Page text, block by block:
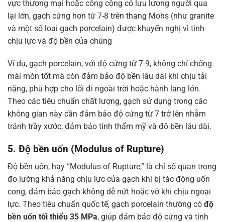
vực thương mại hoặc công cộng có lưu lượng người qua
lại lớn, gạch cứng hơn từ 7-8 trên thang Mohs (như granite
và một số loại gạch porcelain) được khuyến nghị vì tính
chịu lực và độ bền của chúng
Ví dụ, gạch porcelain, với độ cứng từ 7-9, không chỉ chống
mài mòn tốt mà còn đảm bảo độ bền lâu dài khi chịu tải
nặng, phù hợp cho lối đi ngoài trời hoặc hành lang lớn.
Theo các tiêu chuẩn chất lượng, gạch sử dụng trong các
không gian này cần đảm bảo độ cứng từ 7 trở lên nhằm
tránh trầy xước, đảm bảo tính thẩm mỹ và độ bền lâu dài.
5. Độ bền uốn (Modulus of Rupture)
Độ bền uốn, hay “Modulus of Rupture,” là chỉ số quan trọng
đo lường khả năng chịu lực của gạch khi bị tác động uốn
cong, đảm bảo gạch không dễ nứt hoặc vỡ khi chịu ngoại
lực. Theo tiêu chuẩn quốc tế, gạch porcelain thường có độ
bền uốn tối thiểu 35 MPa, giúp đảm bảo độ cứng và tính